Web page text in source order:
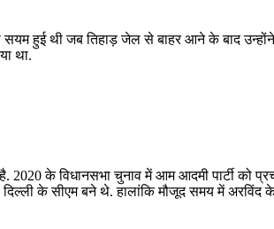
हुई थी जब तिहाड़ जेल से बाहर आने के बाद उन्होंने
था.
के विधानसभा चुनाव में आम आदमी पार्टी को
के सीएम बने थे. हालांकि मौजूद समय में